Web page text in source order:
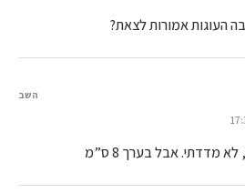
העוגות אמורות לצאת?
מדדתי. אבל בערך 8 ס”מ
השב